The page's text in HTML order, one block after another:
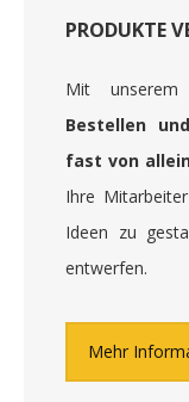
PRODUKTE
Mit
Bestellen
fast von
Ihre
Ideen zu
entwerfen.
Mehr